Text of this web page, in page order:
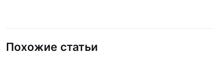
Похожие статьи